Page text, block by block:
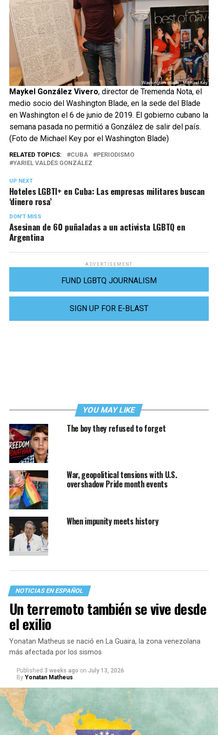
Maykel González Vivero, director de Tremenda Nota, el
medio socio del Washington Blade, en la sede del Blade
en Washington el 6 de junio de 2019. El gobierno cubano la
semana pasada no permitió a González de salir del país.
(Foto de Michael Key por el Washington Blade)
RELATED TOPICS: CUBA
PERIODISMO
YARIEL VALDÉS GONZÁLEZ
UP NEXT
Hoteles LGBTI+ en Cuba: Las empresas militares buscan
‘dinero rosa’
DON'T MISS
Asesinan de 60 puñaladas a un activista LGBTQ en
Argentina
ADVERTISEMENT
FUND LGBTQ JOURNALISM
SIGN UP FOR E-BLAST
YOU MAY LIKE
The boy they refused to forget
War, geopolitical tensions with U.S.
overshadow Pride month events
When impunity meets history
NOTICIAS EN ESPAÑOL
Un terremoto también se vive desde
el exilio
Yonatan Matheus se nació en La Guaira, la zona venezolana
más afectada por los sismos
Published 3 weeks ago on July 13, 2026
By Yonatan Matheus